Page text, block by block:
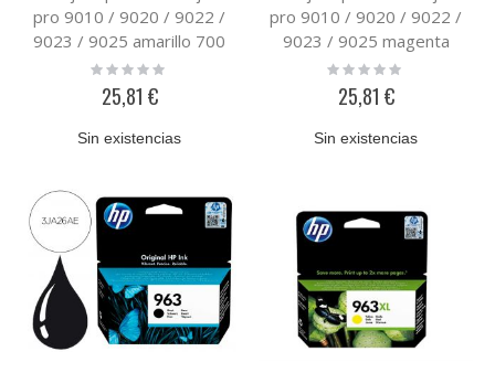
pro 9010 / 9020 / 9022 /
9023 / 9025 amarillo 700
paginas
Rating:
25,81 €
Sin existencias
pro 9010 / 9020 / 9022 /
9023 / 9025 magenta
700 paginas
Rating:
25,81 €
Sin existencias